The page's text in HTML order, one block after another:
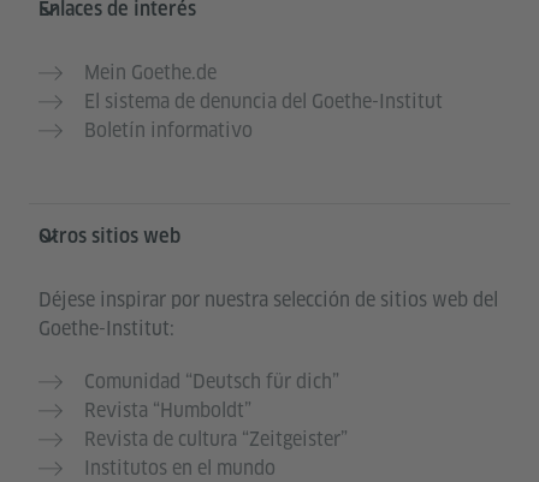
Enlaces de interés
Mein Goethe.de
El sistema de denuncia del Goethe-Institut
Boletín informativo
Otros sitios web
Déjese inspirar por nuestra selección de sitios web del
Goethe-Institut:
Comunidad “Deutsch für dich”
Revista “Humboldt”
Revista de cultura “Zeitgeister”
Institutos en el mundo